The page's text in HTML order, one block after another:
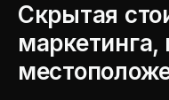
Скрытая